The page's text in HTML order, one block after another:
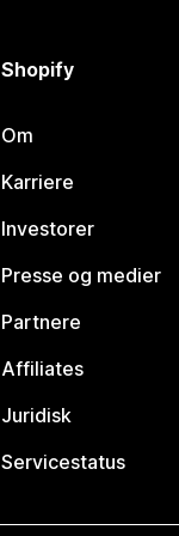
Shopify
Om
Karriere
Investorer
Presse og medier
Partnere
Affiliates
Juridisk
Servicestatus